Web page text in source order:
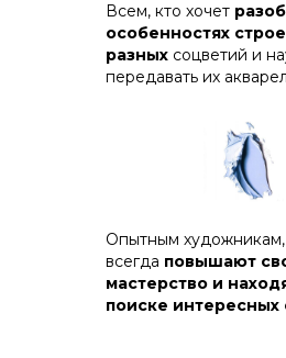
Всем, кто хочет
особенностях
разных соцветий и
передавать их
Опытным
всегда повышают
мастерство и
поиске